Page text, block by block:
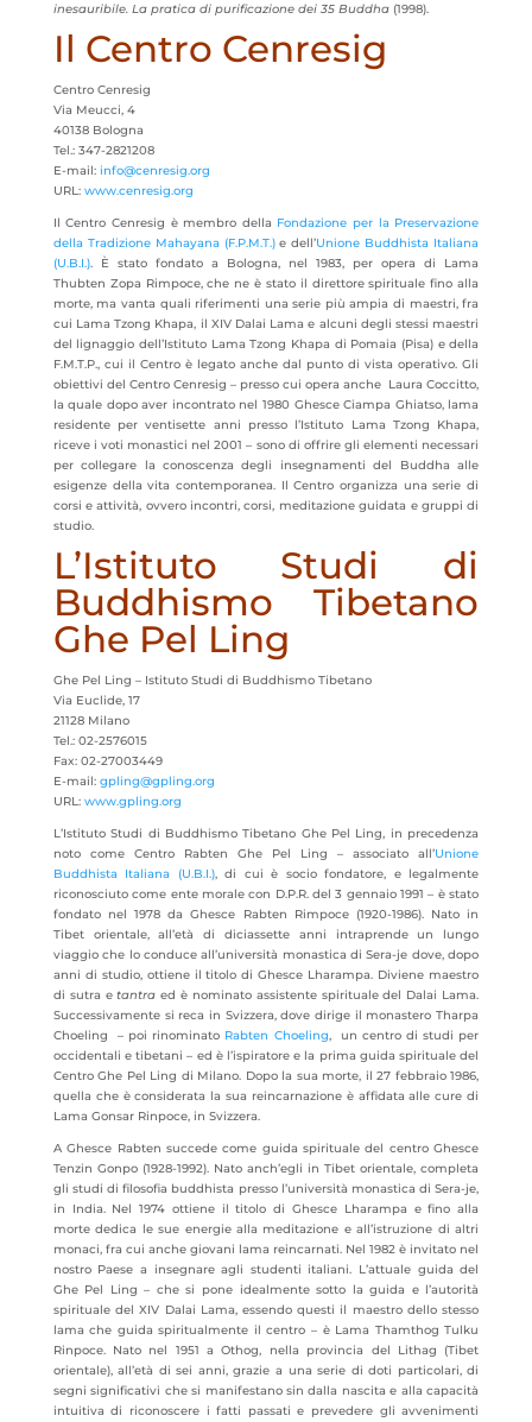
inesauribile. La pratica di purificazione dei 35 Buddha(1998).
Il Centro Cenresig
Centro Cenresig
Via Meucci, 4
40138 Bologna
Tel.: 347-2821208
E-mail: info@cenresig.org
URL: www.cenresig.org
Il Centro Cenresig è membro della Fondazione per la Preservazione
della Tradizione Mahayana (F.P.M.T.)e dell’Unione Buddhista Italiana
(U.B.I.). È stato fondato a Bologna, nel 1983, per opera di Lama
Thubten Zopa Rimpoce, che ne è stato il direttore spirituale fino alla
morte, ma vanta quali riferimenti una serie più ampia di maestri, fra
cui Lama Tzong Khapa, il XIV Dalai Lama e alcuni degli stessi maestri
del lignaggio dell’Istituto Lama Tzong Khapa di Pomaia (Pisa) e della
F.M.T.P., cui il Centro è legato anche dal punto di vista operativo. Gli
obiettivi del Centro Cenresig – presso cui opera anche Laura Coccitto,
la quale dopo aver incontrato nel 1980 Ghesce Ciampa Ghiatso, lama
residente per ventisette anni presso l’Istituto Lama Tzong Khapa,
riceve i voti monastici nel 2001 – sono di offrire gli elementi necessari
per collegare la conoscenza degli insegnamenti del Buddha alle
esigenze della vita contemporanea. Il Centro organizza una serie di
corsi e attività, ovvero incontri, corsi, meditazione guidata e gruppi di
studio.
L’Istituto Studi di
Buddhismo Tibetano
Ghe Pel Ling
Ghe Pel Ling – Istituto Studi di Buddhismo Tibetano
Via Euclide, 17
21128 Milano
Tel.: 02-2576015
Fax: 02-27003449
E-mail: gpling@gpling.org
URL: www.gpling.org
L’Istituto Studi di Buddhismo Tibetano Ghe Pel Ling, in precedenza
noto come Centro Rabten Ghe Pel Ling – associato all’Unione
Buddhista Italiana (U.B.I.), di cui è socio fondatore, e legalmente
riconosciuto come ente morale con D.P.R. del 3 gennaio 1991 – è stato
fondato nel 1978 da Ghesce Rabten Rimpoce (1920-1986). Nato in
Tibet orientale, all’età di diciassette anni intraprende un lungo
viaggio che lo conduce all’università monastica di Sera-je dove, dopo
anni di studio, ottiene il titolo di Ghesce Lharampa. Diviene maestro
di sutra etantra ed è nominato assistente spirituale del Dalai Lama.
Successivamente si reca in Svizzera, dove dirige il monastero Tharpa
Choeling – poi rinominato Rabten Choeling, un centro di studi per
occidentali e tibetani – ed è l’ispiratore e la prima guida spirituale del
Centro Ghe Pel Ling di Milano. Dopo la sua morte, il 27 febbraio 1986,
quella che è considerata la sua reincarnazione è affidata alle cure di
Lama Gonsar Rinpoce, in Svizzera.
A Ghesce Rabten succede come guida spirituale del centro Ghesce
Tenzin Gonpo (1928-1992). Nato anch’egli in Tibet orientale, completa
gli studi di filosofia buddhista presso l’università monastica di Sera-je,
in India. Nel 1974 ottiene il titolo di Ghesce Lharampa e fino alla
morte dedica le sue energie alla meditazione e all’istruzione di altri
monaci, fra cui anche giovani lama reincarnati. Nel 1982 è invitato nel
nostro Paese a insegnare agli studenti italiani. L’attuale guida del
Ghe Pel Ling – che si pone idealmente sotto la guida e l’autorità
spirituale del XIV Dalai Lama, essendo questi il maestro dello stesso
lama che guida spiritualmente il centro – è Lama Thamthog Tulku
Rinpoce. Nato nel 1951 a Othog, nella provincia del Lithag (Tibet
orientale), all’età di sei anni, grazie a una serie di doti particolari, di
segni significativi che si manifestano sin dalla nascita e alla capacità
intuitiva di riconoscere i fatti passati e prevedere gli avvenimenti